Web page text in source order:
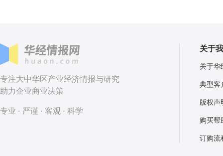
专注大中华区产业经济情报与研究
助力企业商业决策
专业 · 严谨 · 客观 · 科学
关于
关于华
典型客
版权声
购买帮
订购流